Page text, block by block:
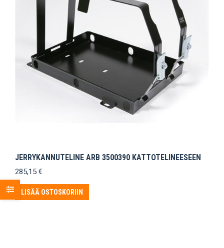
JERRYKANNUTELINE ARB 3500390 KATTOTELINEESEEN
285,15 €
LISÄÄ OSTOSKORIIN